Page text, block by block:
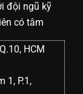
đội ngũ kỹ
có tâm
HCM
1, P.1,